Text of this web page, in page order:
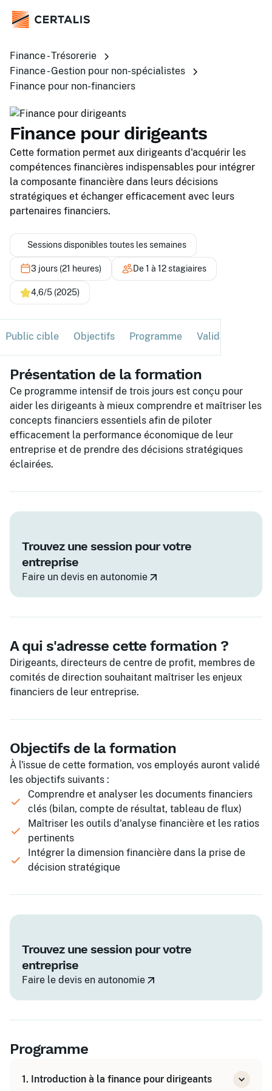
Finance - Trésorerie
Finance - Gestion pour non-spécialistes
Finance pour non-financiers
Finance pour dirigeants
Cette formation permet aux dirigeants d'acquérir les
compétences financières indispensables pour intégrer
la composante financière dans leurs décisions
stratégiques et échanger efficacement avec leurs
partenaires financiers.
Sessions disponibles toutes les semaines
3 jours (21 heures) De 1 à 12 stagiaires
4,6/5 (2025)
Public cible Objectifs Programme Validation
Présentation de la formation
Ce programme intensif de trois jours est conçu pour
aider les dirigeants à mieux comprendre et maîtriser les
concepts financiers essentiels afin de piloter
efficacement la performance économique de leur
entreprise et de prendre des décisions stratégiques
éclairées.
Trouvez une session pour votre
entreprise
Faire un devis en autonomie
A qui s'adresse cette formation ?
Dirigeants, directeurs de centre de profit, membres de
comités de direction souhaitant maîtriser les enjeux
financiers de leur entreprise.
Objectifs de la formation
À l'issue de cette formation, vos employés auront validé
les objectifs suivants :
Comprendre et analyser les documents financiers
clés (bilan, compte de résultat, tableau de flux)
Maîtriser les outils d'analyse financière et les ratios
pertinents
Intégrer la dimension financière dans la prise de
décision stratégique
Trouvez une session pour votre
entreprise
Faire le devis en autonomie
Programme
1. Introduction à la finance pour dirigeants